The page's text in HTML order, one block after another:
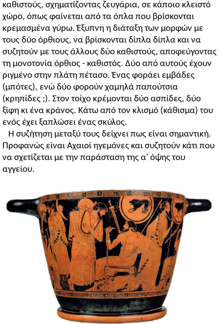
καθιστούς, σχηματίζοντας ζευγάρια, σε κάποιο κλειστό
χώρο, όπως φαίνεται από τα όπλα που βρίσκονται
κρεμασμένα γύρω. Έξυπνη η διάταξη των μορφών με
τους δύο όρθιους, να βρίσκονται δίπλα δίπλα και να
συζητούν με τους άλλους δύο καθιστούς, αποφεύγοντας
τη μονοτονία όρθιος - καθιστός. Δύο από αυτούς έχουν
ριγμένο στην πλάτη πέτασο. Ένας φοράει εμβάδες
(μπότες), ενώ δύο φορούν χαμηλά παπούτσια
(κρηπίδες ;). Στον τοίχο κρέμονται δύο ασπίδες, δύο
ξίφη κι ένα κράνος. Κάτω από τον κλισμό (κάθισμα) του
ενός έχει ξαπλώσει ένας σκύλος.
Η συζήτηση μεταξύ τους δείχνει πως είναι σημαντική.
Προφανώς είναι Αχαιοί ηγεμόνες και συζητούν κάτι που
να σχετίζεται με την παράσταση της α' όψης του
αγγείου.